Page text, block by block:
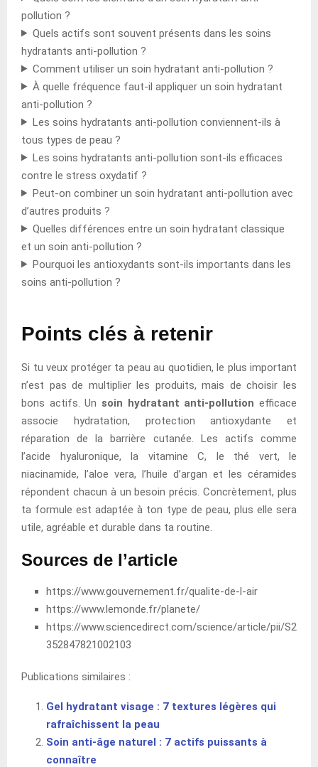
pollution ?
Quels actifs sont souvent présents dans les soins
hydratants anti-pollution ?
Comment utiliser un soin hydratant anti-pollution ?
À quelle fréquence faut-il appliquer un soin hydratant
anti-pollution ?
Les soins hydratants anti-pollution conviennent-ils à
tous types de peau ?
Les soins hydratants anti-pollution sont-ils efficaces
contre le stress oxydatif ?
Peut-on combiner un soin hydratant anti-pollution avec
d’autres produits ?
Quelles différences entre un soin hydratant classique
et un soin anti-pollution ?
Pourquoi les antioxydants sont-ils importants dans les
soins anti-pollution ?
Points clés à retenir
Si tu veux protéger ta peau au quotidien, le plus important
n’est pas de multiplier les produits, mais de choisir les
bons actifs. Un soin hydratant anti-pollution efficace
associe hydratation, protection antioxydante et
réparation de la barrière cutanée. Les actifs comme
l’acide hyaluronique, la vitamine C, le thé vert, le
niacinamide, l’aloe vera, l’huile d’argan et les céramides
répondent chacun à un besoin précis. Concrètement, plus
ta formule est adaptée à ton type de peau, plus elle sera
utile, agréable et durable dans ta routine.
Sources de l’article
https://www.gouvernement.fr/qualite-de-l-air
https://www.lemonde.fr/planete/
https://www.sciencedirect.com/science/article/pii/S2
352847821002103
Publications similaires :
Gel hydratant visage : 7 textures légères qui
rafraîchissent la peau
Soin anti-âge naturel : 7 actifs puissants à
connaître